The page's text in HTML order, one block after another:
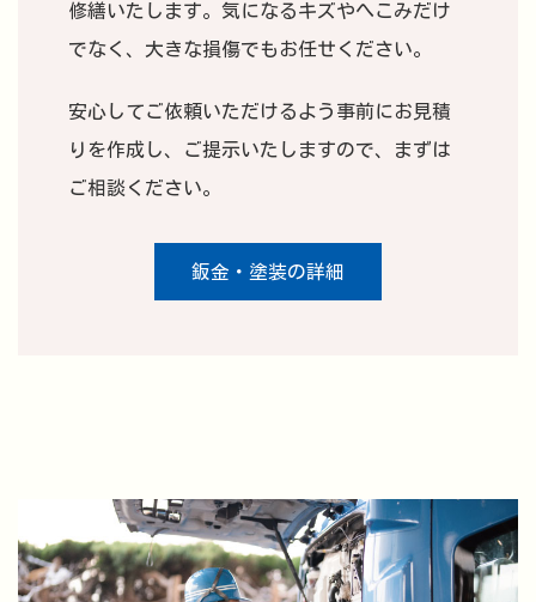
修繕いたします。気になるキズやへこみだけ
でなく、大きな損傷でもお任せください。
安心してご依頼いただけるよう事前にお見積
りを作成し、ご提示いたしますので、まずは
ご相談ください。
鈑金・塗装の詳細